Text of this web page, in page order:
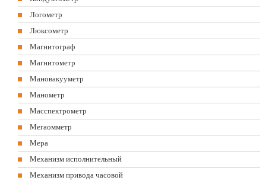
Логометр
Люксометр
Магнитограф
Магнитометр
Мановакууметр
Манометр
Масспектрометр
Мегаомметр
Мера
Механизм исполнительный
Механизм привода часовой